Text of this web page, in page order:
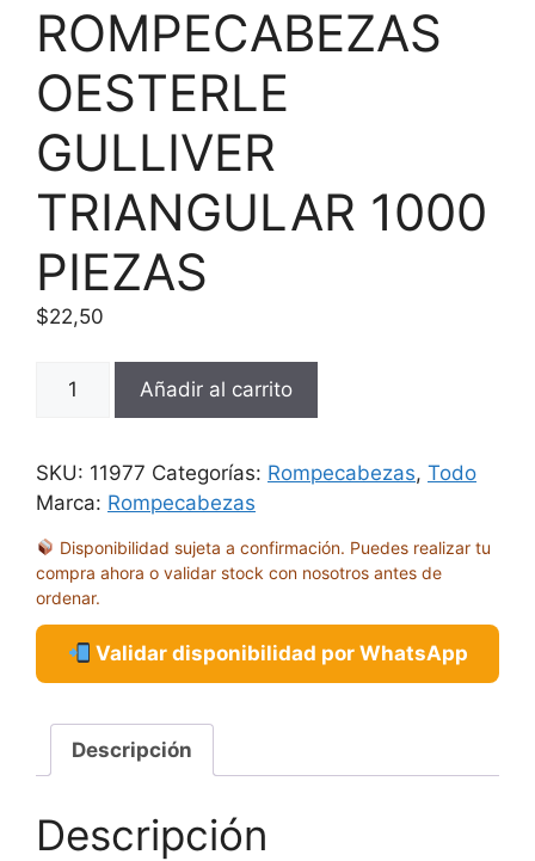
ROMPECABEZAS
OESTERLE
GULLIVER
TRIANGULAR 1000
PIEZAS
$22,50
ROMPECABEZAS
TRIANGULAR
1000
cantidad
Añadir al carrito
SKU: 11977 Categorías: Rompecabezas, Todo
Marca: Rompecabezas
Disponibilidad sujeta a confirmación. Puedes realizar tu
compra ahora o validar stock con nosotros antes de
ordenar.
Validar disponibilidad por WhatsApp
Descripción
Descripción